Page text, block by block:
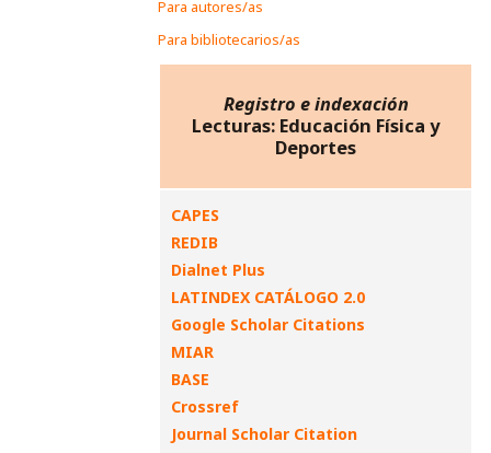
Para autores/as
Para bibliotecarios/as
Registro e indexación
Lecturas: Educación Física y
Deportes
CAPES
REDIB
Dialnet Plus
LATINDEX CATÁLOGO 2.0
Google Scholar Citations
MIAR
BASE
Crossref
Journal Scholar Citation